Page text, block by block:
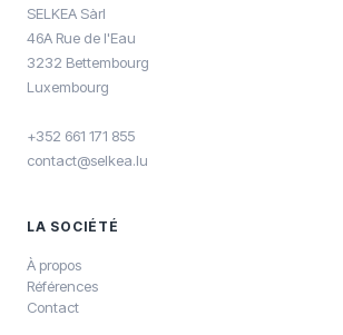
SELKEA Sàrl
46A Rue de l'Eau
3232 Bettembourg
Luxembourg
+352 661 171 855
contact@selkea.lu
LA SOCIÉTÉ
À propos
Références
Contact